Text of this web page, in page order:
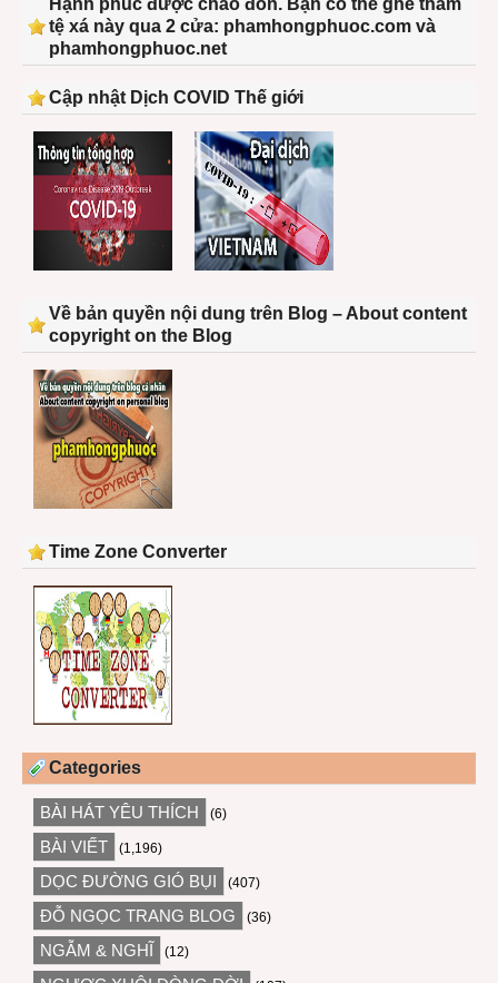
Hạnh phúc được chào đón. Bạn có thể ghé thăm
tệ xá này qua 2 cửa: phamhongphuoc.com và
phamhongphuoc.net
Cập nhật Dịch COVID Thế giới
Về bản quyền nội dung trên Blog – About content
copyright on the Blog
Time Zone Converter
Categories
BÀI HÁT YÊU THÍCH (6)
BÀI VIẾT (1,196)
DỌC ĐƯỜNG GIÓ BỤI (407)
ĐỖ NGỌC TRANG BLOG (36)
NGẪM & NGHĨ (12)